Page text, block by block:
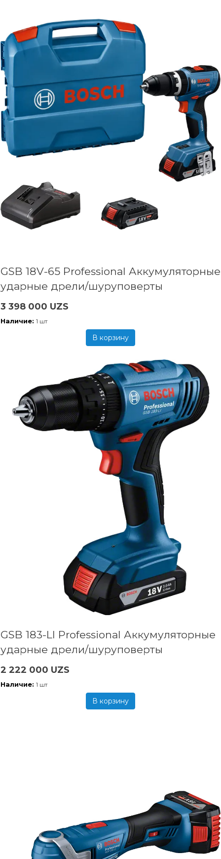
GSB 18V-65 Professional Аккумуляторные
ударные дрели/шуруповерты
3 398 000 UZS
Наличие: 1 шт
В корзину
GSB 183-LI Professional Аккумуляторные
ударные дрели/шуруповерты
2 222 000 UZS
Наличие: 1 шт
В корзину